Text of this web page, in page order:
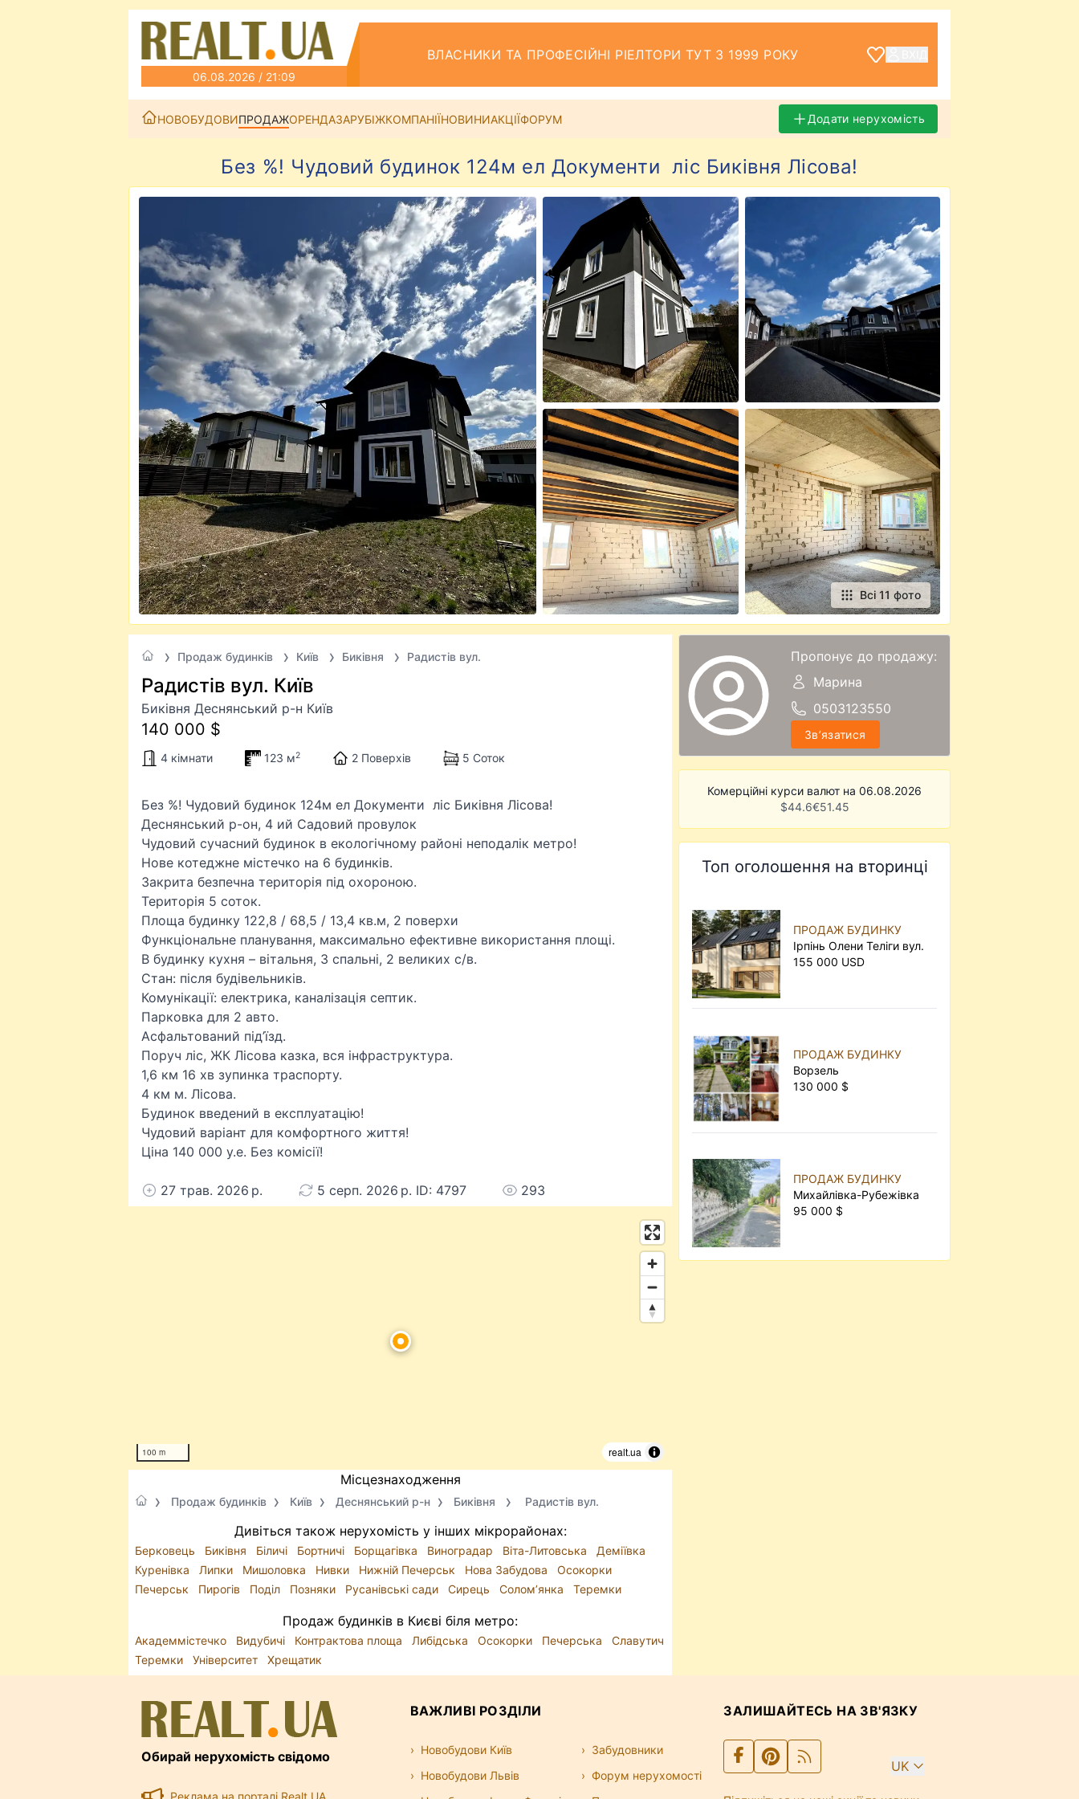
06.08.2026 / 21:09
ВЛАСНИКИ ТА ПРОФЕСІЙНІ РІЕЛТОРИ ТУТ З 1999 РОКУ
НОВОБУДОВИПРОДАЖОРЕНДАЗАРУБІЖКОМПАНІЇНОВИНИАКЦІЇФОРУМ Додати нерухомість
Без %! Чудовий будинок 124м ел Документи ліс Биківня Лісова!
Всі 11 фото
Продаж будинків Київ Биківня Радистів вул.
Радистів вул. Київ
Биківня Деснянський р-н Київ
140 000 $
4 кімнати 123 м2 2 Поверхів 5 Соток
Без %! Чудовий будинок 124м ел Документи ліс Биківня Лісова!
Деснянський р-он, 4 ий Садовий провулок
Чудовий сучасний будинок в екологічному районі неподалік метро!
Нове котеджне містечко на 6 будинків.
Закрита безпечна територія під охороною.
Територія 5 соток.
Площа будинку 122,8 / 68,5 / 13,4 кв.м, 2 поверхи
Функціональне планування, максимально ефективне використання площі.
В будинку кухня – вітальня, 3 спальні, 2 великих с/в.
Стан: після будівельників.
Комунікації: електрика, каналізація септик.
Парковка для 2 авто.
Асфальтований під’їзд.
Поруч ліс, ЖК Лісова казка, вся інфраструктура.
1,6 км 16 хв зупинка траспорту.
4 км м. Лісова.
Будинок введений в експлуатацію!
Чудовий варіант для комфортного життя!
Ціна 140 000 у.е. Без комісії!
27 трав. 2026 р. 5 серп. 2026 р. ID: 4797 293
100 m realt.ua
Місцезнаходження
Продаж будинків Київ Деснянський р-н Биківня Радистів вул.
Дивіться також нерухомість у інших мікрорайонах:
Берковець Биківня Біличі Бортничі Борщагівка Виноградар Віта-Литовська
Деміївка
Куренівка
Липки Мишоловка Нивки Нижній Печерськ Нова Забудова
Осокорки
Печерськ
Пирогів Поділ Позняки Русанівські сади Сирець Солом’янка Теремки
Продаж будинків в Києві біля метро:
Академмістечко Видубичі Контрактова площа Либідська Осокорки Печерська
Славутич
Теремки
Університет Хрещатик
Пропонує до продажу:
Марина
0503123550
Звʼязатися
Комерційні курси валют на 06.08.2026
$44.6€51.45
Топ оголошення на вторинці
ПРОДАЖ БУДИНКУ
Ірпінь Олени Теліги вул.
155 000 USD
ПРОДАЖ БУДИНКУ
Ворзель
130 000 $
ПРОДАЖ БУДИНКУ
Михайлівка-Рубежівка
95 000 $
Обирай нерухомість свідомо
Реклама на порталі Realt.UA
ВАЖЛИВІ РОЗДІЛИ
Новобудови Київ
Новобудови Львів
Забудовники
Форум нерухомості
ЗАЛИШАЙТЕСЬ НА ЗВ'ЯЗКУ
UK